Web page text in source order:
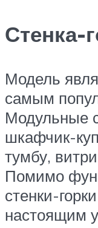
Стенка-
Модель
самым
Модульные
шкафчик-
тумбу,
Помимо
стенки-
настоящим